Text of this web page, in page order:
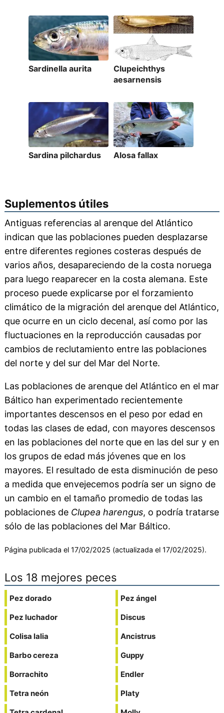
Sardinella aurita
Clupeichthys
aesarnensis
Sardina pilchardus Alosa fallax
Suplementos útiles
Antiguas referencias al arenque del Atlántico
indican que las poblaciones pueden desplazarse
entre diferentes regiones costeras después de
varios años, desapareciendo de la costa noruega
para luego reaparecer en la costa alemana. Este
proceso puede explicarse por el forzamiento
climático de la migración del arenque del Atlántico,
que ocurre en un ciclo decenal, así como por las
fluctuaciones en la reproducción causadas por
cambios de reclutamiento entre las poblaciones
del norte y del sur del Mar del Norte.
Las poblaciones de arenque del Atlántico en el mar
Báltico han experimentado recientemente
importantes descensos en el peso por edad en
todas las clases de edad, con mayores descensos
en las poblaciones del norte que en las del sur y en
los grupos de edad más jóvenes que en los
mayores. El resultado de esta disminución de peso
a medida que envejecemos podría ser un signo de
un cambio en el tamaño promedio de todas las
poblaciones de Clupea harengus, o podría tratarse
sólo de las poblaciones del Mar Báltico.
Página publicada el 17/02/2025 (actualizada el 17/02/2025).
Los 18 mejores peces
Pez dorado
Pez luchador
Colisa lalia
Barbo cereza
Borrachito
Tetra neón
Pez ángel
Discus
Ancistrus
Guppy
Endler
Platy